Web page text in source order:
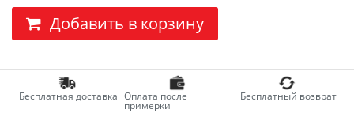
Добавить в корзину
Бесплатная доставка Оплата после
примерки
Бесплатный возврат